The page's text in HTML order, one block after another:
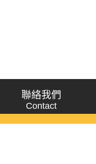
聯絡我們
Contact